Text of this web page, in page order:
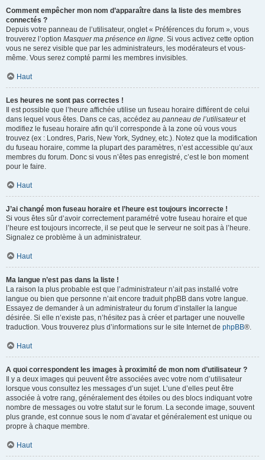
Comment empêcher mon nom d’apparaître dans la liste des membres
connectés ?
Depuis votre panneau de l’utilisateur, onglet « Préférences du forum », vous
trouverez l’option Masquer ma présence en ligne. Si vous activez cette option
vous ne serez visible que par les administrateurs, les modérateurs et vous-
même. Vous serez compté parmi les membres invisibles.
Haut
Les heures ne sont pas correctes !
Il est possible que l’heure affichée utilise un fuseau horaire différent de celui
dans lequel vous êtes. Dans ce cas, accédez au panneau de l’utilisateuret
modifiez le fuseau horaire afin qu’il corresponde à la zone où vous vous
trouvez (ex : Londres, Paris, New York, Sydney, etc.). Notez que la modification
du fuseau horaire, comme la plupart des paramètres, n’est accessible qu’aux
membres du forum. Donc si vous n’êtes pas enregistré, c’est le bon moment
pour le faire.
Haut
J’ai changé mon fuseau horaire et l’heure est toujours incorrecte !
Si vous êtes sûr d’avoir correctement paramétré votre fuseau horaire et que
l’heure est toujours incorrecte, il se peut que le serveur ne soit pas à l’heure.
Signalez ce problème à un administrateur.
Haut
Ma langue n’est pas dans la liste !
La raison la plus probable est que l’administrateur n’ait pas installé votre
langue ou bien que personne n’ait encore traduit phpBB dans votre langue.
Essayez de demander à un administrateur du forum d’installer la langue
désirée. Si elle n’existe pas, n’hésitez pas à créer et partager une nouvelle
traduction. Vous trouverez plus d’informations sur le site Internet de phpBB®.
Haut
A quoi correspondent les images à proximité de mon nom d’utilisateur ?
Il y a deux images qui peuvent être associées avec votre nom d’utilisateur
lorsque vous consultez les messages d’un sujet. L’une d’elles peut être
associée à votre rang, généralement des étoiles ou des blocs indiquant votre
nombre de messages ou votre statut sur le forum. La seconde image, souvent
plus grande, est connue sous le nom d’avatar et généralement est unique ou
propre à chaque membre.
Haut